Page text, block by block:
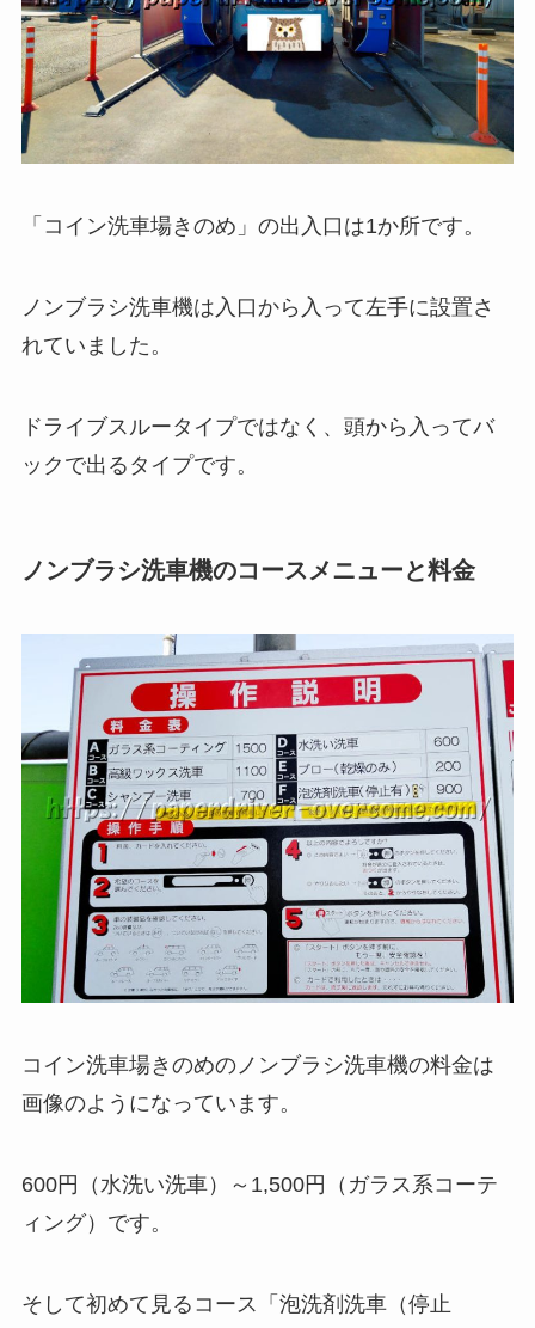
「コイン洗車場きのめ」の出入口は1か所です。
ノンブラシ洗車機は入口から入って左手に設置さ
れていました。
ドライブスルータイプではなく、頭から入ってバ
ックで出るタイプです。
ノンブラシ洗車機のコースメニューと料金
コイン洗車場きのめのノンブラシ洗車機の料金は
画像のようになっています。
600円（水洗い洗車）～1,500円（ガラス系コーテ
ィング）です。
そして初めて見るコース「泡洗剤洗車（停止